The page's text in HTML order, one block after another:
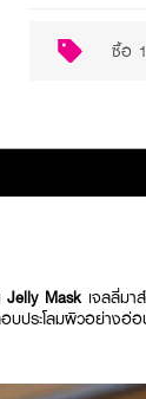
ซื้อ
Jelly Maskเจลลี่มา
ประโลมผิวอย่างอ่